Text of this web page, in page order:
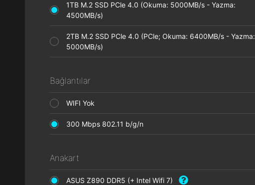
1TB M.2 SSD PCle 4.0 (Okuma: 5000MB/s - Yazma:
4500MB/s)
2TB M.2 SSD PCle 4.0 (PCle; Okuma: 6400MB/s - Yazma:
5000MB/s)
Bağlantılar
WIFI Yok
300 Mbps 802.11 b/g/n
Anakart
ASUS Z890 DDR5 (+ Intel Wifi 7)